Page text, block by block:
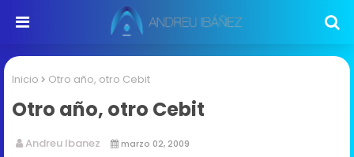
Inicio Otro año, otro Cebit
Otro año, otro Cebit
Andreu Ibanez marzo 02, 2009